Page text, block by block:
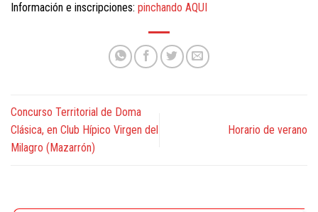
Información e inscripciones: pinchando AQUI
Concurso Territorial de Doma
Clásica, en Club Hípico Virgen del
Milagro (Mazarrón)
Horario de verano